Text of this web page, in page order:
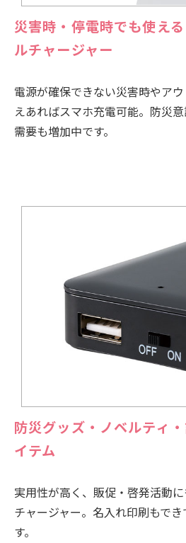
災害時・停電時でも使え
ルチャージャー
電源が確保できない災害時やア
えあればスマホ充電可能。防災
需要も増加中です。
防災グッズ・ノベルティ
イテム
実用性が高く、販促・啓発活動
チャージャー。名入れ印刷もで
す。